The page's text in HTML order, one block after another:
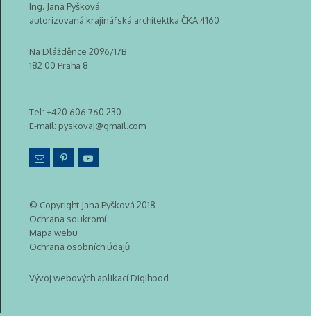
Ing. Jana Pyšková
autorizovaná krajinářská architektka ČKA 4160
Na Dlážděnce 2096/17B
182 00 Praha 8
Tel: +420 606 760 230
E-mail: pyskovaj@gmail.com
© Copyright Jana Pyšková 2018
Ochrana soukromí
Mapa webu
Ochrana osobních údajů
Vývoj webových aplikací Digihood